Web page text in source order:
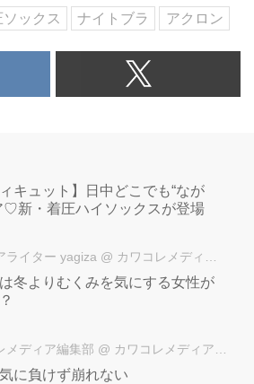
ックス ナイトブラ アクロン
ィキュット】日中どこでも“なが
♡新・着圧ハイソックスが登場
ライター yagiza @ カワコレメディア編集部
冬よりむくみを気にする女性が
メディア編集部 @ カワコレメディア編集部
に負けず崩れない